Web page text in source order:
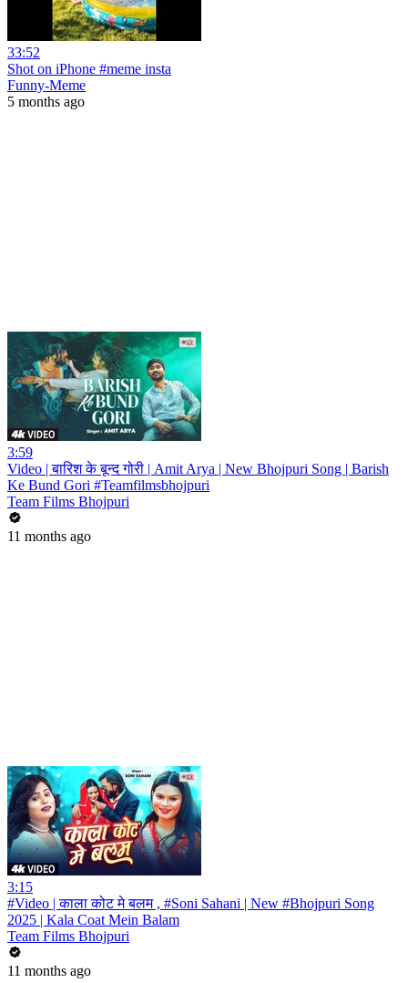
33:52
Shot on iPhone #meme insta
Funny-Meme
5 months ago
3:59
Video | बारिश के बून्द गोरी | Amit Arya | New Bhojpuri Song | Barish
Ke Bund Gori #Teamfilmsbhojpuri
Team Films Bhojpuri
11 months ago
3:15
#Video | काला कोट मे बलम , #Soni Sahani | New #Bhojpuri Song
2025 | Kala Coat Mein Balam
Team Films Bhojpuri
11 months ago